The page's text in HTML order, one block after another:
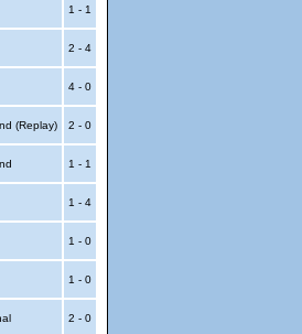
1 - 1
2 - 4
4 - 0
(Replay) 2 - 0
1 - 1
1 - 4
1 - 0
1 - 0
2 - 0